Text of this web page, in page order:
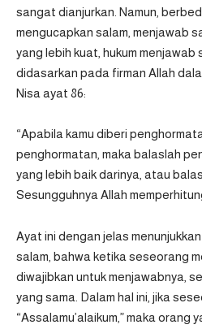
sangat dianjurkan. Namun,
mengucapkan salam, menjawab
yang lebih kuat, hukum menjawab
didasarkan pada firman Allah
Nisa ayat 86:
“Apabila kamu diberi
penghormatan, maka balaslah
yang lebih baik darinya, atau
Sesungguhnya Allah
Ayat ini dengan jelas
salam, bahwa ketika seseorang
diwajibkan untuk menjawabnya,
yang sama. Dalam hal ini, jika
“Assalamu’alaikum,” maka orang